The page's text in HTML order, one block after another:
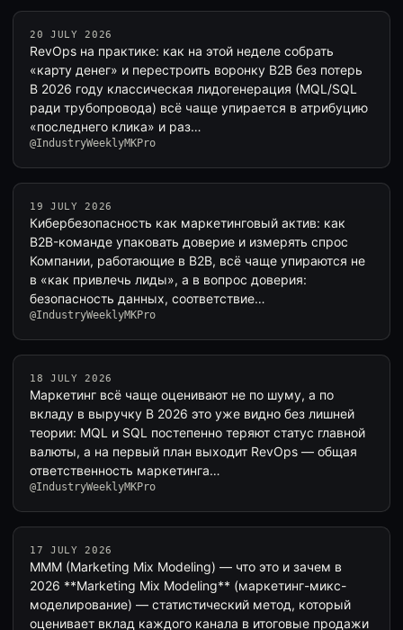
20 JULY 2026
RevOps на практике: как на этой неделе собрать
«карту денег» и перестроить воронку B2B без потерь
В 2026 году классическая лидогенерация (MQL/SQL
ради трубопровода) всё чаще упирается в атрибуцию
«последнего клика» и раз…
@IndustryWeeklyMKPro
19 JULY 2026
Кибербезопасность как маркетинговый актив: как
B2B-команде упаковать доверие и измерять спрос
Компании, работающие в B2B, всё чаще упираются не
в «как привлечь лиды», а в вопрос доверия:
безопасность данных, соответствие…
@IndustryWeeklyMKPro
18 JULY 2026
Маркетинг всё чаще оценивают не по шуму, а по
вкладу в выручку В 2026 это уже видно без лишней
теории: MQL и SQL постепенно теряют статус главной
валюты, а на первый план выходит RevOps — общая
ответственность маркетинга…
@IndustryWeeklyMKPro
17 JULY 2026
MMM (Marketing Mix Modeling) — что это и зачем в
2026 **Marketing Mix Modeling** (маркетинг-микс-
моделирование) — статистический метод, который
оценивает вклад каждого канала в итоговые продажи